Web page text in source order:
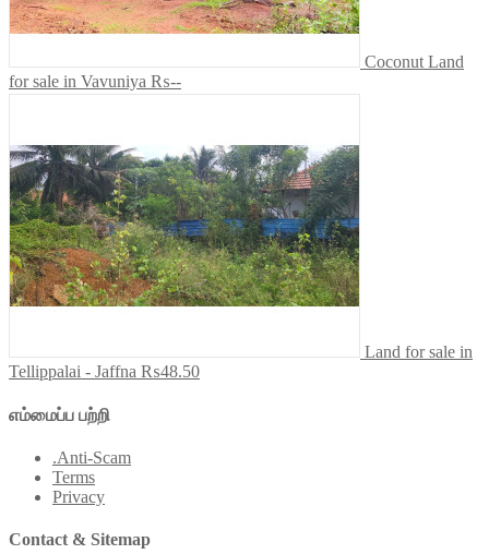
Coconut Land
for sale in Vavuniya ₨--
Land for sale in
Tellippalai - Jaffna ₨48.50
எம்மைப்ப பற்றி
.Anti-Scam
Terms
Privacy
Contact & Sitemap